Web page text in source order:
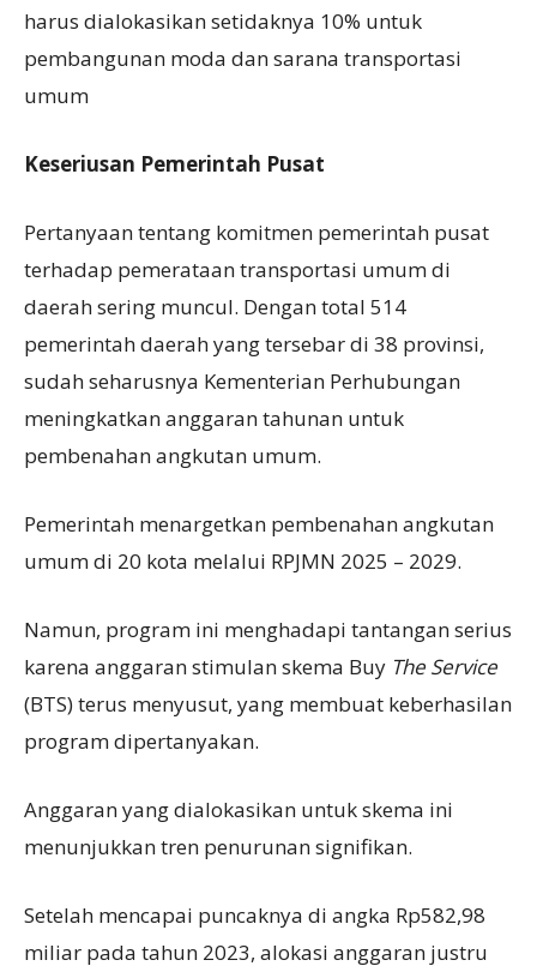
harus dialokasikan setidaknya 10% untuk
pembangunan moda dan sarana transportasi
umum
Keseriusan Pemerintah Pusat
Pertanyaan tentang komitmen pemerintah pusat
terhadap pemerataan transportasi umum di
daerah sering muncul. Dengan total 514
pemerintah daerah yang tersebar di 38 provinsi,
sudah seharusnya Kementerian Perhubungan
meningkatkan anggaran tahunan untuk
pembenahan angkutan umum.
Pemerintah menargetkan pembenahan angkutan
umum di 20 kota melalui RPJMN 2025 – 2029.
Namun, program ini menghadapi tantangan serius
karena anggaran stimulan skema Buy The Service
(BTS) terus menyusut, yang membuat keberhasilan
program dipertanyakan.
Anggaran yang dialokasikan untuk skema ini
menunjukkan tren penurunan signifikan.
Setelah mencapai puncaknya di angka Rp582,98
miliar pada tahun 2023, alokasi anggaran justru